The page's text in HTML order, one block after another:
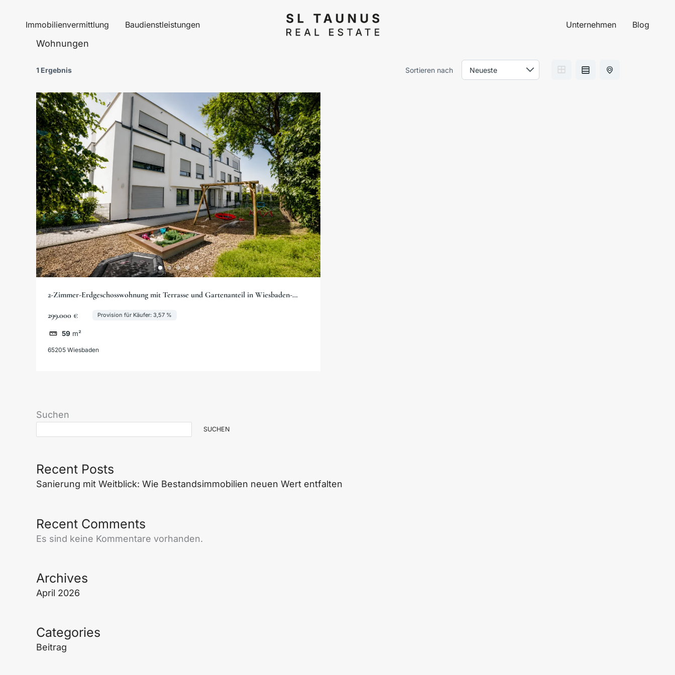
Immobilienvermittlung Baudienstleistungen Unternehmen Blog
Wohnungen
1 Ergebnis Sortieren nach
2-Zimmer-Erdgeschosswohnung mit Terrasse und Gartenanteil in Wiesbaden-
299.000 €
Provision für Käufer: 3,57 %
59 m²
65205 Wiesbaden
Suchen
SUCHEN
Recent Posts
Sanierung mit Weitblick: Wie Bestandsimmobilien neuen Wert entfalten
Recent Comments
Es sind keine Kommentare vorhanden.
Archives
April 2026
Categories
Beitrag